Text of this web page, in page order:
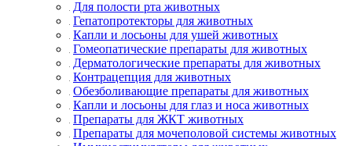
Для полости рта животных
Гепатопротекторы для животных
Капли и лосьоны для ушей животных
Гомеопатические препараты для животных
Дерматологические препараты для животных
Контрацепция для животных
Обезболивающие препараты для животных
Капли и лосьоны для глаз и носа животных
Препараты для ЖКТ животных
Препараты для мочеполовой системы животных